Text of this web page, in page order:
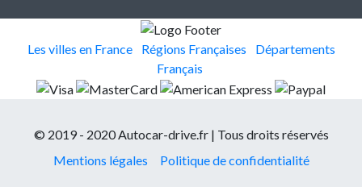
Les villes en France Régions Françaises
Départements
Français
© 2019 - 2020 Autocar-drive.fr | Tous droits réservés
Mentions légales
Politique de confidentialité